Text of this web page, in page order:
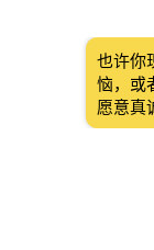
也许你
恼，或
愿意真